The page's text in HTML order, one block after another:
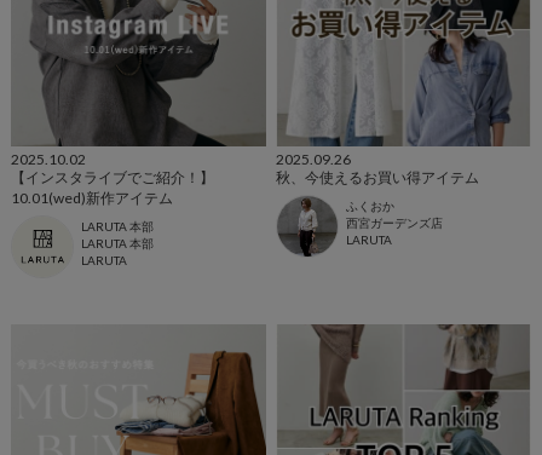
2025.10.02
【インスタライブでご紹介！】
10.01(wed)新作アイテム
LARUTA 本部
LARUTA 本部
LARUTA
2025.09.26
秋、今使えるお買い得アイテム
ふくおか
西宮ガーデンズ店
LARUTA